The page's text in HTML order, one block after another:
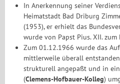
In Anerkennung seiner
Heimatstadt Bad Driburg
(1953), er erhielt das
wurde von Papst Pius. XII.
Zum 01.12.1966 wurde das
mittlerweile überall
strukturell angepaßt und in
(Clemens-Hofbauer-Kolleg)